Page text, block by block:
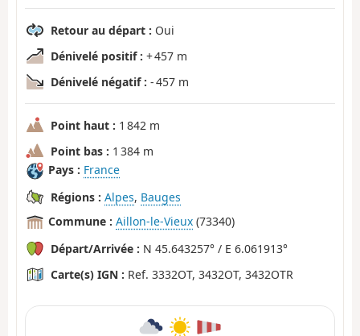
Retour au départ : Oui
Dénivelé positif : + 457 m
Dénivelé négatif : - 457 m
Point haut : 1 842 m
Point bas : 1 384 m
Pays : France
Régions : Alpes, Bauges
Commune : Aillon-le-Vieux (73340)
Départ/Arrivée : N 45.643257° / E 6.061913°
Carte(s) IGN : Ref. 3332OT, 3432OT, 3432OTR